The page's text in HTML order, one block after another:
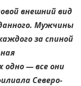
внешний вид
Мужчины
за спиной
одно — все они
Северо-